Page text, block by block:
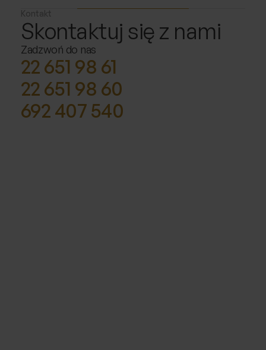
Skontaktuj się z nami
Zadzwoń do nas
22 651 98 61
22 651 98 60
692 407 540